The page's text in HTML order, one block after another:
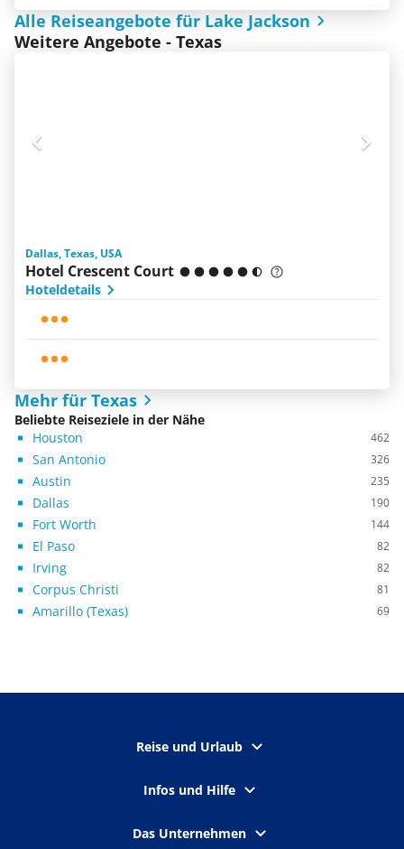
Alle Reiseangebote für Lake Jackson
Weitere Angebote - Texas
Dallas, Texas, USA
Hotel Crescent Court
Hoteldetails
Mehr für Texas
Beliebte Reiseziele in der Nähe
Houston
462
San Antonio 326
Austin 235
Dallas 190
Fort Worth 144
El Paso 82
Irving 82
Corpus Christi 81
Amarillo (Texas) 69
Reise und Urlaub
Infos und Hilfe
Das Unternehmen